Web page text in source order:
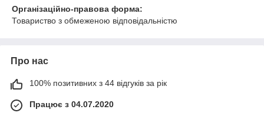
Організаційно-правова форма:
Товариство з обмеженою відповідальністю
Про нас
100% позитивних з 44 відгуків за рік
Працює з 04.07.2020